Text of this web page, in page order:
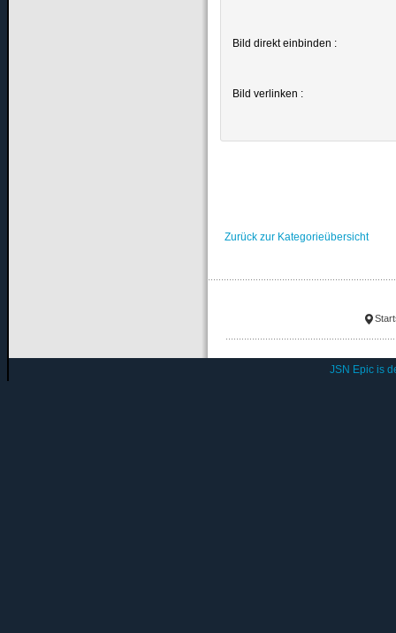
Bild direkt einbinden :
Bild verlinken :
Zurück zur Kategorieübersicht
JSN Epic is